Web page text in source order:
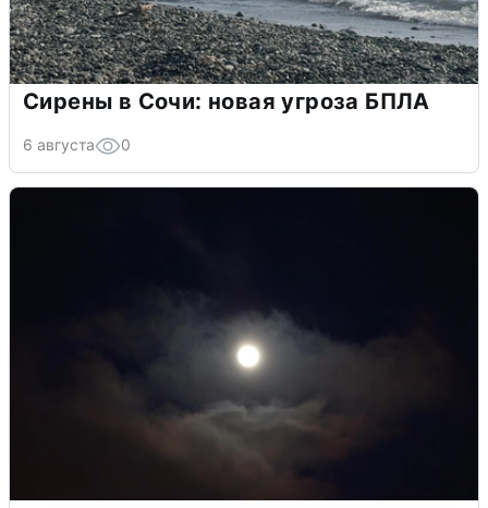
Сирены в Сочи: новая угроза БПЛА
6 августа 0